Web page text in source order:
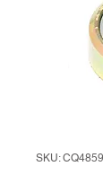
SKU: